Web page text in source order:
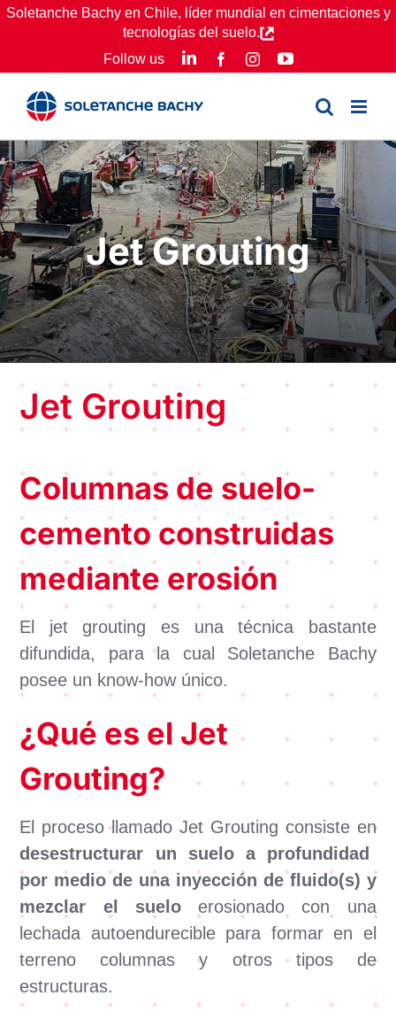
Skip
Soletanche Bachy en Chile, líder mundial en cimentaciones y
tecnologías del suelo.
Follow us
LinkedInFacebookInstagramYouTube
Jet Grouting
Jet Grouting
Columnas de suelo-
cemento construidas
mediante erosión
El jet grouting es una técnica bastante
difundida, para la cual Soletanche Bachy
posee un know-how único.
¿Qué es el Jet
Grouting?
El proceso llamado Jet Grouting consiste en
desestructurar un suelo a profundidad
por medio de una inyección de fluido(s) y
mezclar el sueloerosionado con una
lechada autoendurecible para formar en el
terreno columnas y otros tipos de
estructuras.